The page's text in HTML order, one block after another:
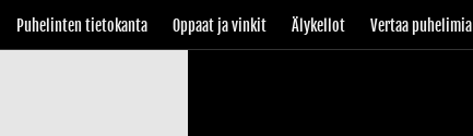
Puhelinten tietokanta Oppaat ja vinkit Älykellot Vertaa puhelimia